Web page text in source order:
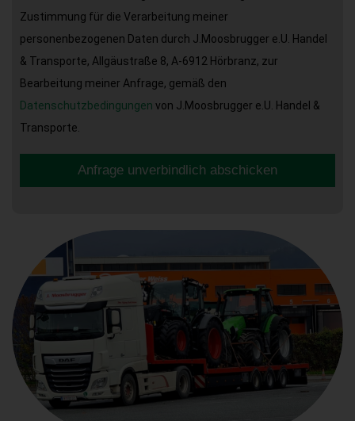
Zustimmung für die Verarbeitung meiner
personenbezogenen Daten durch J.Moosbrugger e.U. Handel
& Transporte, Allgäustraße 8, A-6912 Hörbranz, zur
Bearbeitung meiner Anfrage, gemäß den
Datenschutzbedingungen von J.Moosbrugger e.U. Handel &
Transporte.
Anfrage unverbindlich abschicken